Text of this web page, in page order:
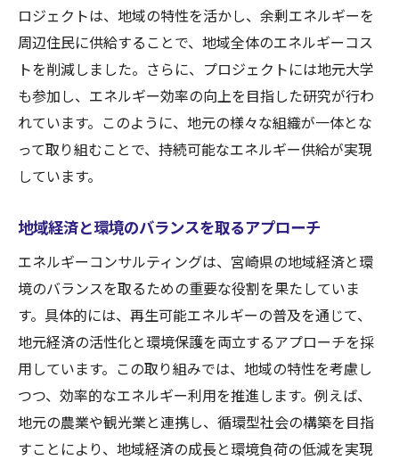
ロジェクトは、地域の特性を活かし、余剰エネルギーを
周辺住民に供給することで、地域全体のエネルギーコス
トを削減しました。さらに、プロジェクトには地元大学
も参加し、エネルギー効率の向上を目指した研究が行わ
れています。このように、地元の様々な組織が一体とな
って取り組むことで、持続可能なエネルギー供給が実現
しています。
地域経済と環境のバランスを取るアプローチ
エネルギーコンサルティングは、宮崎県の地域経済と環
境のバランスを取るための重要な役割を果たしていま
す。具体的には、再生可能エネルギーの普及を通じて、
地元経済の活性化と環境保護を両立するアプローチを採
用しています。この取り組みでは、地域の特性を考慮し
つつ、効率的なエネルギー利用を推進します。例えば、
地元の農業や観光業と連携し、循環型社会の構築を目指
すことにより、地域経済の成長と環境負荷の低減を実現